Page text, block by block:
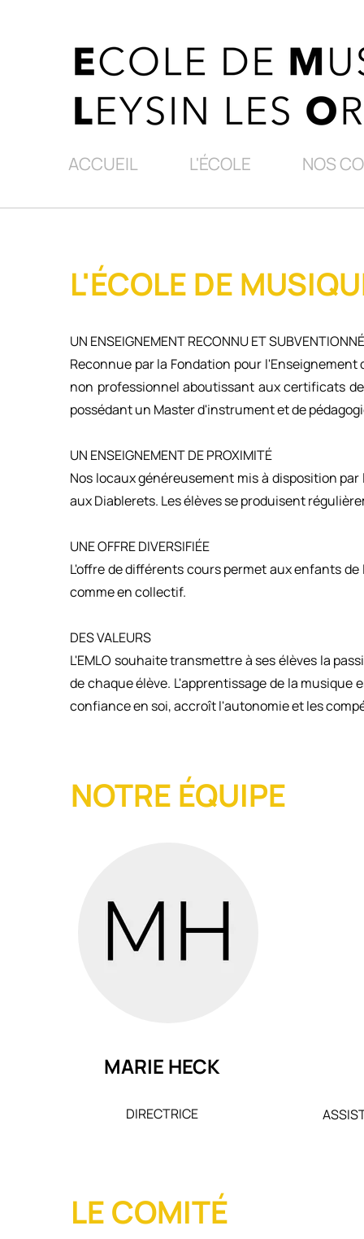
ACCUEIL L'ÉCOLE NOS
L'ÉCOLE DE
UN ENSEIGNEMENT RECONNU ET SUBVENTIONNÉ
Reconnue par la Fondation pour l'Enseignement
non professionnel aboutissant aux certificats
possédant un Master d'instrument et de
UN ENSEIGNEMENT DE PROXIMITÉ
Nos locaux généreusement mis à disposition
aux Diablerets. Les élèves se produisent
UNE OFFRE DIVERSIFIÉE
L'offre de différents cours permet aux enfants
comme en collectif.
DES VALEURS
L'EMLO souhaite transmettre à ses élèves la
de chaque élève. L'apprentissage de la
confiance en soi, accroît l'autonomie et les
NOTRE ÉQUIPE
MARIE HECK
DIRECTRICE
LE COMITÉ